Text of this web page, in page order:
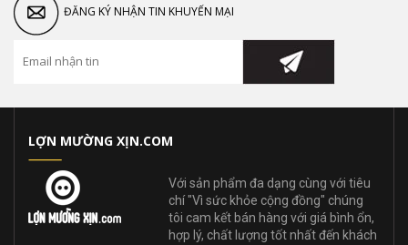
ĐĂNG KÝ NHẬN TIN KHUYẾN MẠI
LỢN MƯỜNG XỊN.COM
Với sản phẩm đa dạng cùng với tiêu
chí "Vì sức khỏe cộng đồng" chúng
tôi cam kết bán hàng với giá bình ổn,
hợp lý, chất lượng tốt nhất đến khách